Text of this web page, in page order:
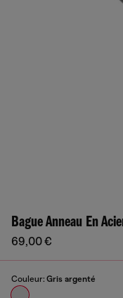
Bague Anneau En
69,00 €
Couleur: Gris argenté